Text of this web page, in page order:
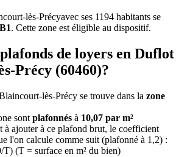
lès-Précyavec ses 1194 habitants se
. Cette zone est éligible au dispositif.
de loyers en Duflot
Précy (60460)?
lès-Précy se trouve dans la zone
sont plafonnés à 10,07 par m²
à ajouter à ce plafond brut, le coefficient
l'on calcule comme suit (plafonné à 1,2) :
T) (T = surface en m² du bien)